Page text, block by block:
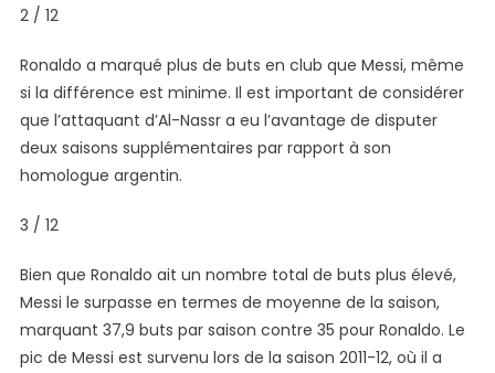
La
Plus
Grande
2 / 12
Ronaldo a marqué plus de buts en club que Messi, même
si la différence est minime. Il est important de considérer
que l’attaquant d’Al-Nassr a eu l’avantage de disputer
deux saisons supplémentaires par rapport à son
homologue argentin.
3 / 12
Bien que Ronaldo ait un nombre total de buts plus élevé,
Messi le surpasse en termes de moyenne de la saison,
marquant 37,9 buts par saison contre 35 pour Ronaldo. Le
pic de Messi est survenu lors de la saison 2011-12, où il a